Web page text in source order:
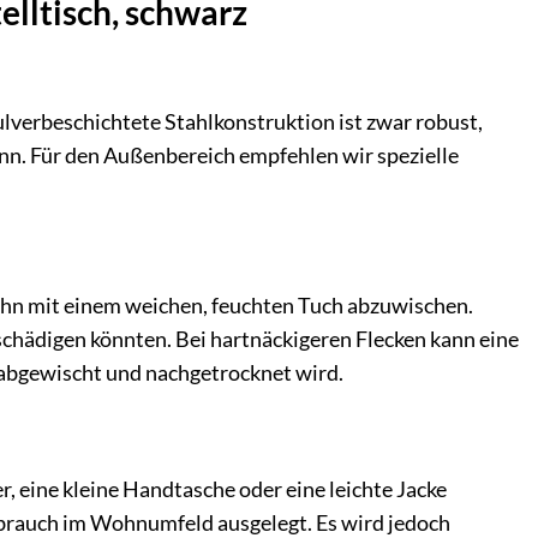
schwarz
Stahlkonstruktion ist zwar robust,
Für den Außenbereich empfehlen wir spezielle
mit einem weichen, feuchten Tuch abzuwischen.
könnten. Bei hartnäckigeren Flecken kann eine
und nachgetrocknet wird.
kleine Handtasche oder eine leichte Jacke
im Wohnumfeld ausgelegt. Es wird jedoch